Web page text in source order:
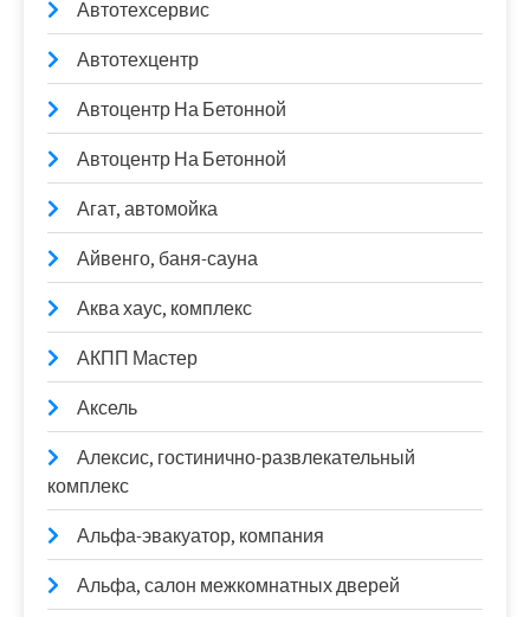
Автотехсервис
Автотехцентр
Автоцентр На Бетонной
Автоцентр На Бетонной
Агат, автомойка
Айвенго, баня-сауна
Аква хаус, комплекс
АКПП Мастер
Аксель
Алексис, гостинично-развлекательный
комплекс
Альфа-эвакуатор, компания
Альфа, салон межкомнатных дверей